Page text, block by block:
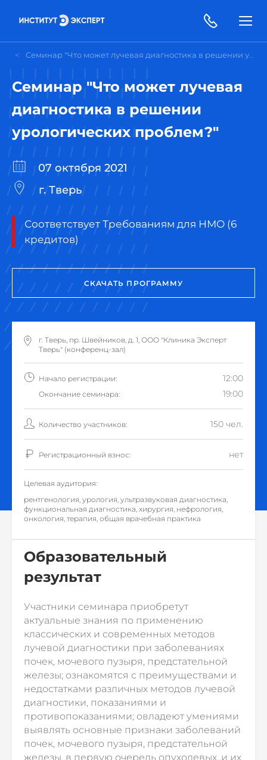
Семинар "Что может лучевая диагностика в решении урологических проблем?"
Семинар "Что может лучевая
диагностика в решении
урологических проблем?"
07 октября 2021
г. Тверь
Соответствует Требованиям для НМО (6
кредитов)
СКАЧАТЬ ПРОГРАММУ
г. Тверь, пр. Швейников, д. 1, ООО "Клиника Эксперт
Тверь" (конференц-зал)
Начало регистрации: 12:00
Окончание семинара: 19:00
Количество участников: 150 чел.
Регистрационный взнос: нет
Целевая аудитория:
рентгенология, урология, ультразвуковая диагностика,
функциональная диагностика, хирургия, нефрология,
онкология, терапия, общая врачебная практика
Образовательный
результат
Участники семинара приобретут
актуальные знания по применению
классических и современных методов
лучевой диагностики при заболеваниях
почек, мочевого пузыря, предстательной
железы; ознакомятся с преимуществами и
недостатками различных методов лучевой
диагностики, показаниями и
противопоказаниями; овладеют умениями
выявлять основные признаки заболеваний
почек, мочевого пузыря, предстательной
железы, в первую очередь опухолевых, и их